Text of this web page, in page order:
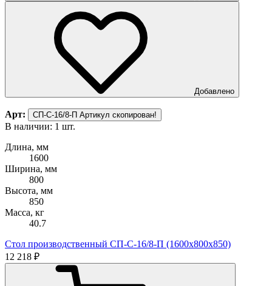
Добавлено
Арт: СП-С-16/8-П Артикул скопирован!
В наличии: 1 шт.
Длина, мм
1600
Ширина, мм
800
Высота, мм
850
Масса, кг
40.7
Стол производственный СП-С-16/8-П (1600х800х850)
12 218 ₽